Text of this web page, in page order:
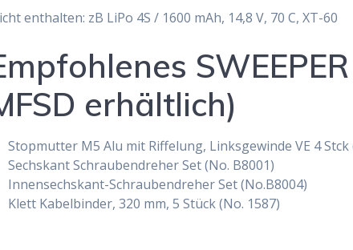
enthalten: zB LiPo 4S / 1600 mAh, 14,8 V, 70 C, XT-60
erhältlich)
Stopmutter M5 Alu mit Riffelung, Linksgewinde VE 4 Stck
Sechskant Schraubendreher Set (No. B8001)
Innensechskant-Schraubendreher Set (No.B8004)
Klett Kabelbinder, 320 mm, 5 Stück (No. 1587)